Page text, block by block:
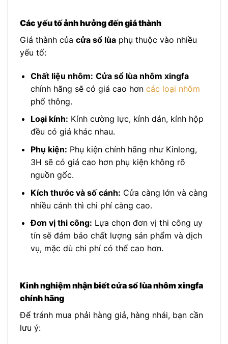
Các yếu tố ảnh hưởng đến giá thành
Giá thành của cửa sổ lùa phụ thuộc vào nhiều
yếu tố:
Chất liệu nhôm: Cửa sổ lùa nhôm xingfa
chính hãng sẽ có giá cao hơn các loại nhôm
phổ thông.
Loại kính: Kính cường lực, kính dán, kính hộp
đều có giá khác nhau.
Phụ kiện: Phụ kiện chính hãng như Kinlong,
3H sẽ có giá cao hơn phụ kiện không rõ
nguồn gốc.
Kích thước và số cánh: Cửa càng lớn và càng
nhiều cánh thì chi phí càng cao.
Đơn vị thi công: Lựa chọn đơn vị thi công uy
tín sẽ đảm bảo chất lượng sản phẩm và dịch
vụ, mặc dù chi phí có thể cao hơn.
Kinh nghiệm nhận biết cửa sổ lùa nhôm xingfa
chính hãng
Để tránh mua phải hàng giả, hàng nhái, bạn cần
lưu ý: